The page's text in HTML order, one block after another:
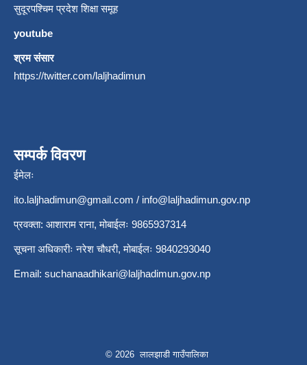
सुदूरपश्चिम प्रदेश शिक्षा समूह
youtube
श्रम संसार
https://twitter.com/laljhadimun
सम्पर्क विवरण
ईमेलः
ito.laljhadimun@gmail.com / info@laljhadimun.gov.np
प्रवक्ता: आशाराम राना, मोबाईलः 9865937314
सूचना अधिकारीः नरेश चौधरी, मोबाईलः 9840293040
Email: suchanaadhikari@laljhadimun.gov.np
© 2026 लालझाडी गाउँपालिका